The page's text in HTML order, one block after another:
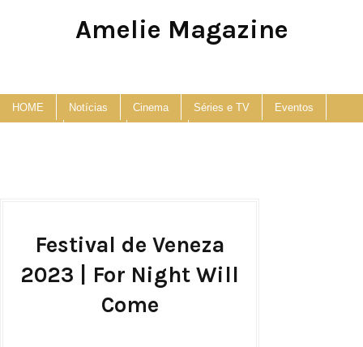
Amelie Magazine
HOME Notícias Cinema Séries e TV Eventos
Festival de Veneza
2023 | For Night Will
Come